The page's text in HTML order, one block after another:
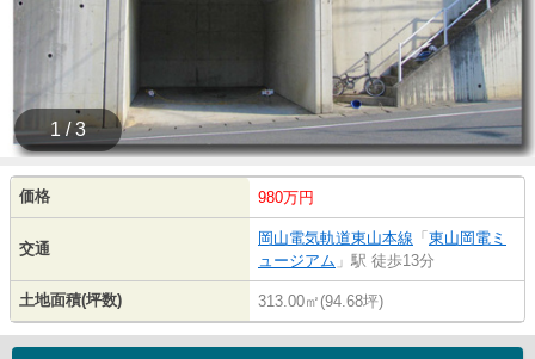
1 / 3
価格 980万円
交通
岡山電気軌道東山本線 「東山岡電ミ
ュージアム 」駅 徒歩13分
土地面積(坪数) 313.00㎡(94.68坪)